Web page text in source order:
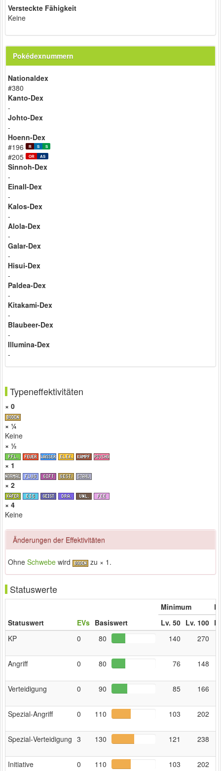
Versteckte Fähigkeit
Keine
Pokédexnummern
Nationaldex
#380
Kanto-Dex
-
Johto-Dex
-
Hoenn-Dex
#196
R S S
#205 OR AS
Sinnoh-Dex
-
Einall-Dex
-
Kalos-Dex
-
Alola-Dex
-
Galar-Dex
-
Hisui-Dex
-
Paldea-Dex
-
Kitakami-Dex
-
Blaubeer-Dex
-
Illumina-Dex
-
Typeneffektivitäten
× 0
× ¼
Keine
× ½
× 1
× 2
× 4
Keine
Änderungen der Effektivitäten
Ohne Schwebe wird zu × 1.
Statuswerte
Statuswert EVs Basiswert
Minimum
Lv. 50 Lv. 100
KP
0 80 140 270
Angriff 0 80 76 148
Verteidigung 0 90 85 166
Spezial‑Angriff 0 110 103 202
Spezial‑Verteidigung 3 130 121 238
Initiative 0 110 103 202